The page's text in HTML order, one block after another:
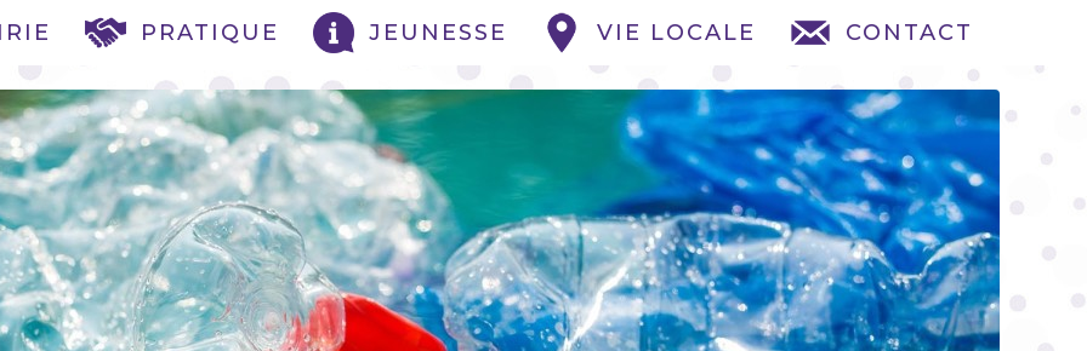
PRATIQUE JEUNESSE VIE LOCALE CONTACT